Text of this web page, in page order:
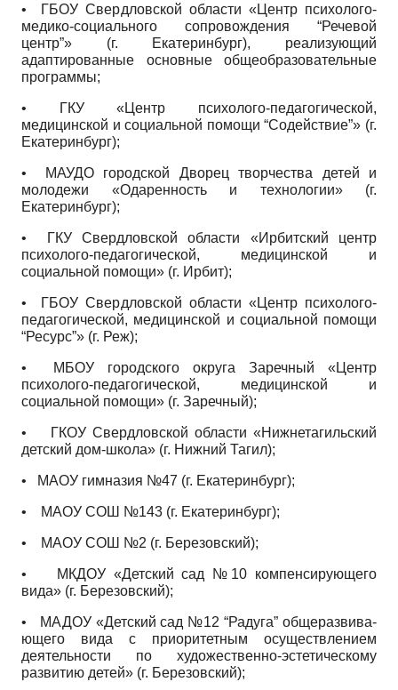
• ГБОУ Свердловской области «Центр психолого-
медико-социального сопровождения “Речевой
центр”» (г. Екатеринбург), реализующий
адаптированные основные общеобразовательные
программы;
• ГКУ «Центр психолого-педагогической,
медицинской и социальной помощи “Содействие”» (г.
Екатеринбург);
• МАУДО городской Дворец творчества детей и
молодежи «Одаренность и технологии» (г.
Екатеринбург);
• ГКУ Свердловской области «Ирбитский центр
психолого-педагогической, медицинской и
социальной помощи» (г. Ирбит);
• ГБОУ Свердловской области «Центр психолого­
педагогической, медицинской и социальной помощи
“Ресурс”» (г. Реж);
• МБОУ городского округа Заречный «Центр
психолого-педагогической, медицинской и
социальной помощи» (г. Заречный);
• ГКОУ Свердловской области «Нижнетагильский
детский дом-школа» (г. Нижний Тагил);
• МАОУ гимназия №47 (г. Екатеринбург);
• МАОУ СОШ №143 (г. Екатеринбург);
• МАОУ СОШ №2 (г. Березовский);
• МКДОУ «Детский сад №10 компенсирующего
вида» (г. Березовский);
• МАДОУ «Детский сад №12 “Радуга” общеразвива­
ющего вида с приоритетным осуществлением
деятельности по художественно-эстетическому
развитию детей» (г. Березовский);